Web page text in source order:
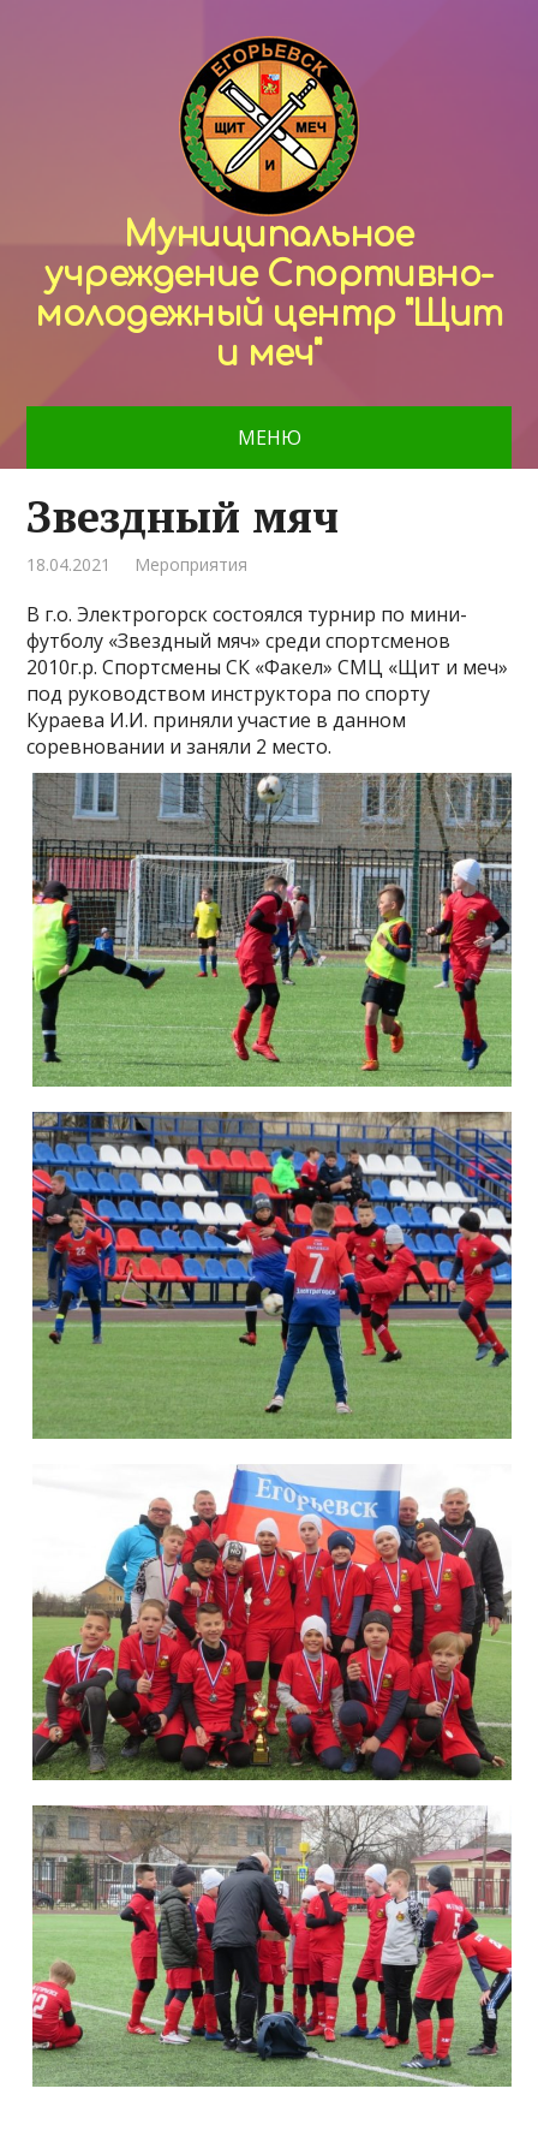
Муниципальное
учреждение Спортивно-
молодежный центр "Щит
и меч"
МЕНЮ
Звездный мяч
18.04.2021 Мероприятия
В г.о. Электрогорск состоялся турнир по мини-
футболу «Звездный мяч» среди спортсменов
2010г.р. Спортсмены СК «Факел» СМЦ «Щит и меч»
под руководством инструктора по спорту
Кураева И.И. приняли участие в данном
соревновании и заняли 2 место.